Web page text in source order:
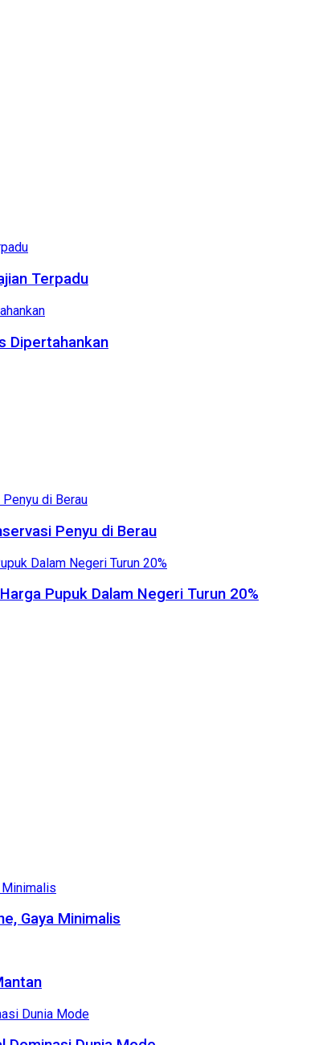
Terpadu
Dipertahankan
Penyu di Berau
Pupuk Dalam Negeri Turun 20%
Gaya Minimalis